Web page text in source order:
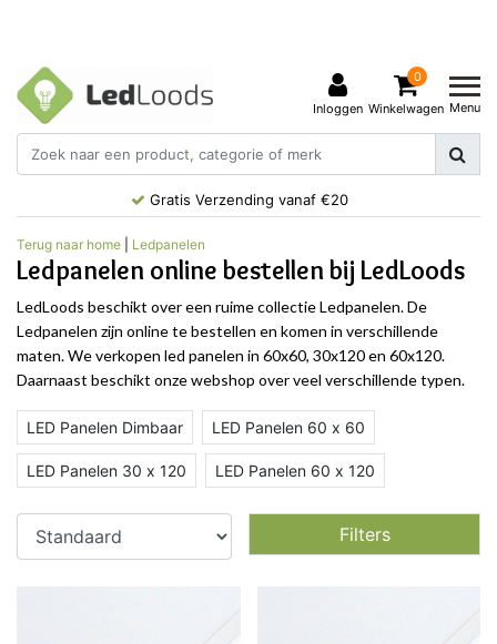
Inloggen
0
Winkelwagen Menu
Gratis Verzending vanaf €20
Terug naar home Ledpanelen
Ledpanelen online bestellen bij LedLoods
LedLoods beschikt over een ruime collectie Ledpanelen. De
Ledpanelen zijn online te bestellen en komen in verschillende
maten. We verkopen led panelen in 60x60, 30x120 en 60x120.
Daarnaast beschikt onze webshop over veel verschillende typen.
LED Panelen Dimbaar LED Panelen 60 x 60
LED Panelen 30 x 120 LED Panelen 60 x 120
Filters